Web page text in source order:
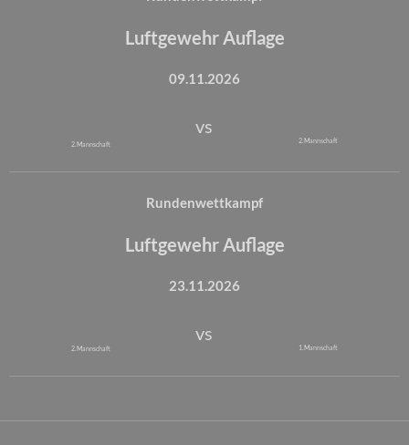
Luftgewehr Auflage
09.11.2026
2. Mannschaft
vs
2. Mannschaft
Rundenwettkampf
Luftgewehr Auflage
23.11.2026
2. Mannschaft
vs
1. Mannschaft